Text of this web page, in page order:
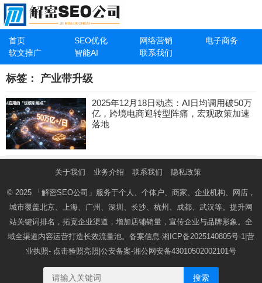
首页 SEO优化 网络营销
电子商务
软文推广
智能AI 联系我们
标签： 产业带升级
2025年12月18日动态：AI日均调用破50万
亿，跨境电商迎转型阵痛，宏观政策加速
落地
关于我们 业务介绍 联系我们 隐私政策
© 2025 「解密SEO公司」 服务于个人、个体户、商家、企业机构、网店，
城市覆盖北京、上海、广州、深圳、长沙、杭州、成都、武汉等。提升网
站关键词排名，拓宽企业渠道，增加店铺销量，宣传企业与品牌形象。全
域全渠道内容运营打造长效流量池。备案信息-湘ICP备2025140805号-1 |营
业执照- 点击验照亮照 |公安备案-湘公网安备43010502002101号
搜索